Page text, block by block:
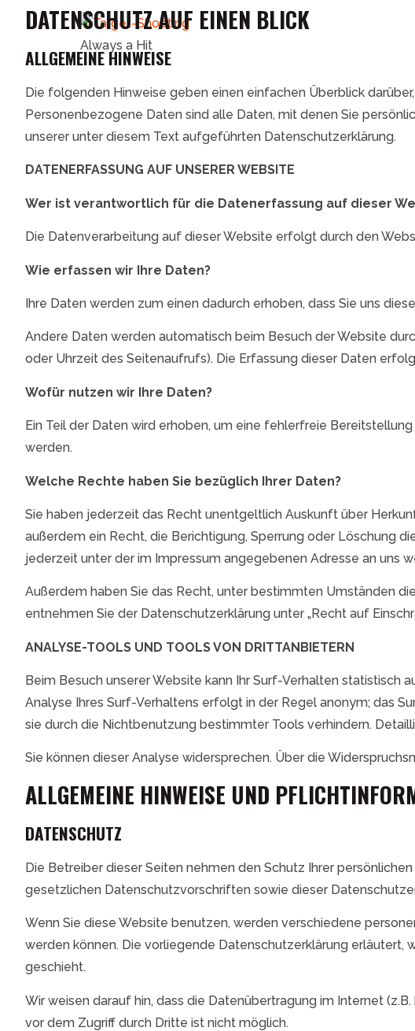
Always a Hit
DATENSCHUTZ AUF EINEN BLICK
ALLGEMEINE HINWEISE
Die folgenden Hinweise geben einen einfachen Überblick
Personenbezogene Daten sind alle Daten, mit denen Sie
unserer unter diesem Text aufgeführten Datenschutzerklärung.
DATENERFASSUNG AUF UNSERER WEBSITE
Wer ist verantwortlich für die Datenerfassung auf dieser
Die Datenverarbeitung auf dieser Website erfolgt durch den
Wie erfassen wir Ihre Daten?
Ihre Daten werden zum einen dadurch erhoben, dass Sie uns
Andere Daten werden automatisch beim Besuch der Website
oder Uhrzeit des Seitenaufrufs). Die Erfassung dieser Daten
Wofür nutzen wir Ihre Daten?
Ein Teil der Daten wird erhoben, um eine fehlerfreie
werden.
Welche Rechte haben Sie bezüglich Ihrer Daten?
Sie haben jederzeit das Recht unentgeltlich Auskunft über
außerdem ein Recht, die Berichtigung, Sperrung oder Löschung
jederzeit unter der im Impressum angegebenen Adresse an uns
Außerdem haben Sie das Recht, unter bestimmten Umständen
entnehmen Sie der Datenschutzerklärung unter „Recht auf
ANALYSE-TOOLS UND TOOLS VON DRITTANBIETERN
Beim Besuch unserer Website kann Ihr Surf-Verhalten
Analyse Ihres Surf-Verhaltens erfolgt in der Regel anonym; das
sie durch die Nichtbenutzung bestimmter Tools verhindern.
Sie können dieser Analyse widersprechen. Über die
ALLGEMEINE HINWEISE UND
DATENSCHUTZ
Die Betreiber dieser Seiten nehmen den Schutz Ihrer
gesetzlichen Datenschutzvorschriften sowie dieser
Wenn Sie diese Website benutzen, werden verschiedene
werden können. Die vorliegende Datenschutzerklärung erläutert,
geschieht.
Wir weisen darauf hin, dass die Datenübertragung im Internet
vor dem Zugriff durch Dritte ist nicht möglich.